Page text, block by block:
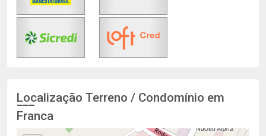
Localização Terreno / Condomínio em
Franca